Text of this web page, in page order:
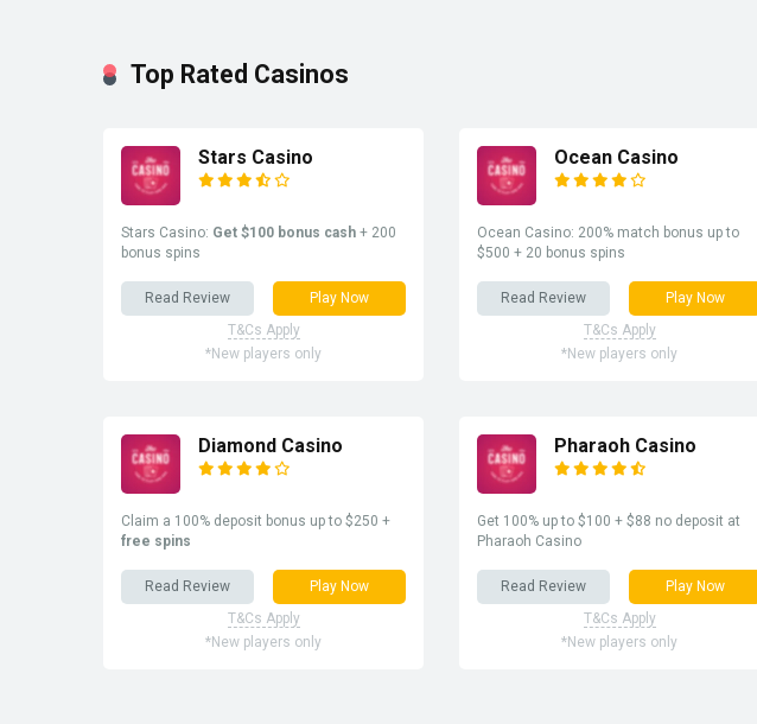
Top Rated Casinos
Stars Casino
Stars Casino: Get $100 bonus cash + 200
bonus spins
Read Review
Play Now
T&Cs Apply
*New players only
Ocean Casino
Ocean Casino: 200% match bonus up to
$500 + 20 bonus spins
Read Review
Play Now
T&Cs Apply
*New players only
Diamond Casino
Claim a 100% deposit bonus up to $250 +
free spins
Read Review
Play Now
T&Cs Apply
*New players only
Pharaoh Casino
Get 100% up to $100 + $88 no deposit at
Pharaoh Casino
Read Review
Play Now
T&Cs Apply
*New players only